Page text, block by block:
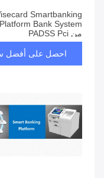
Smartbanking
من PADSS Pci
احصل على أفضل